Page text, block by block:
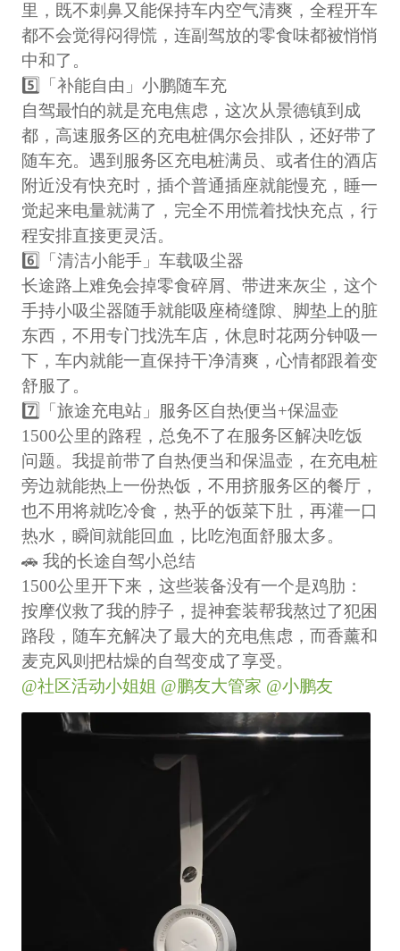
里，既不刺鼻又能保持车内空气清爽，全程开车
都不会觉得闷得慌，连副驾放的零食味都被悄悄
中和了。
5️⃣「补能自由」小鹏随车充
自驾最怕的就是充电焦虑，这次从景德镇到成
都，高速服务区的充电桩偶尔会排队，还好带了
随车充。遇到服务区充电桩满员、或者住的酒店
附近没有快充时，插个普通插座就能慢充，睡一
觉起来电量就满了，完全不用慌着找快充点，行
程安排直接更灵活。
6️⃣「清洁小能手」车载吸尘器
长途路上难免会掉零食碎屑、带进来灰尘，这个
手持小吸尘器随手就能吸座椅缝隙、脚垫上的脏
东西，不用专门找洗车店，休息时花两分钟吸一
下，车内就能一直保持干净清爽，心情都跟着变
舒服了。
7️⃣「旅途充电站」服务区自热便当+保温壶
1500公里的路程，总免不了在服务区解决吃饭
问题。我提前带了自热便当和保温壶，在充电桩
旁边就能热上一份热饭，不用挤服务区的餐厅，
也不用将就吃冷食，热乎的饭菜下肚，再灌一口
热水，瞬间就能回血，比吃泡面舒服太多。
🚗 我的长途自驾小总结
1500公里开下来，这些装备没有一个是鸡肋：
按摩仪救了我的脖子，提神套装帮我熬过了犯困
路段，随车充解决了最大的充电焦虑，而香薰和
麦克风则把枯燥的自驾变成了享受。
@社区活动小姐姐 @鹏友大管家 @小鹏友